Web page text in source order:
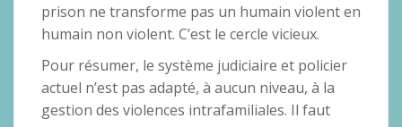
prison ne transforme pas un humain violent en
humain non violent. C’est le cercle vicieux.
Pour résumer, le système judiciaire et policier
actuel n’est pas adapté, à aucun niveau, à la
gestion des violences intrafamiliales. Il faut